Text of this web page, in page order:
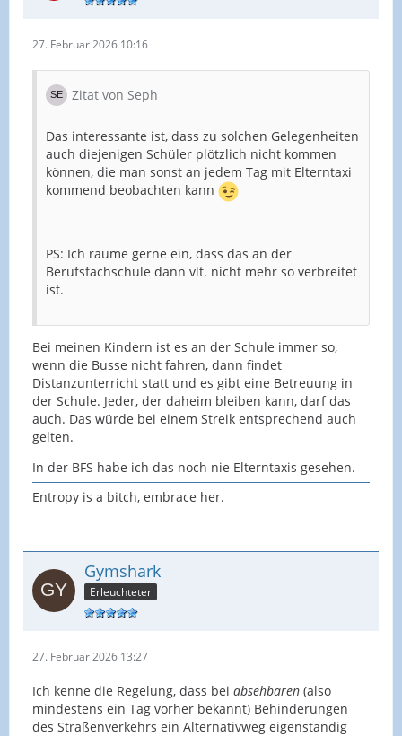
27. Februar 2026 10:16
Zitat von Seph
Das interessante ist, dass zu solchen Gelegenheiten
auch diejenigen Schüler plötzlich nicht kommen
können, die man sonst an jedem Tag mit Elterntaxi
kommend beobachten kann
PS: Ich räume gerne ein, dass das an der
Berufsfachschule dann vlt. nicht mehr so verbreitet
ist.
Bei meinen Kindern ist es an der Schule immer so,
wenn die Busse nicht fahren, dann findet
Distanzunterricht statt und es gibt eine Betreuung in
der Schule. Jeder, der daheim bleiben kann, darf das
auch. Das würde bei einem Streik entsprechend auch
gelten.
In der BFS habe ich das noch nie Elterntaxis gesehen.
Entropy is a bitch, embrace her.
Gymshark
Erleuchteter
27. Februar 2026 13:27
Ich kenne die Regelung, dass bei absehbaren (also
mindestens ein Tag vorher bekannt) Behinderungen
des Straßenverkehrs ein Alternativweg eigenständig